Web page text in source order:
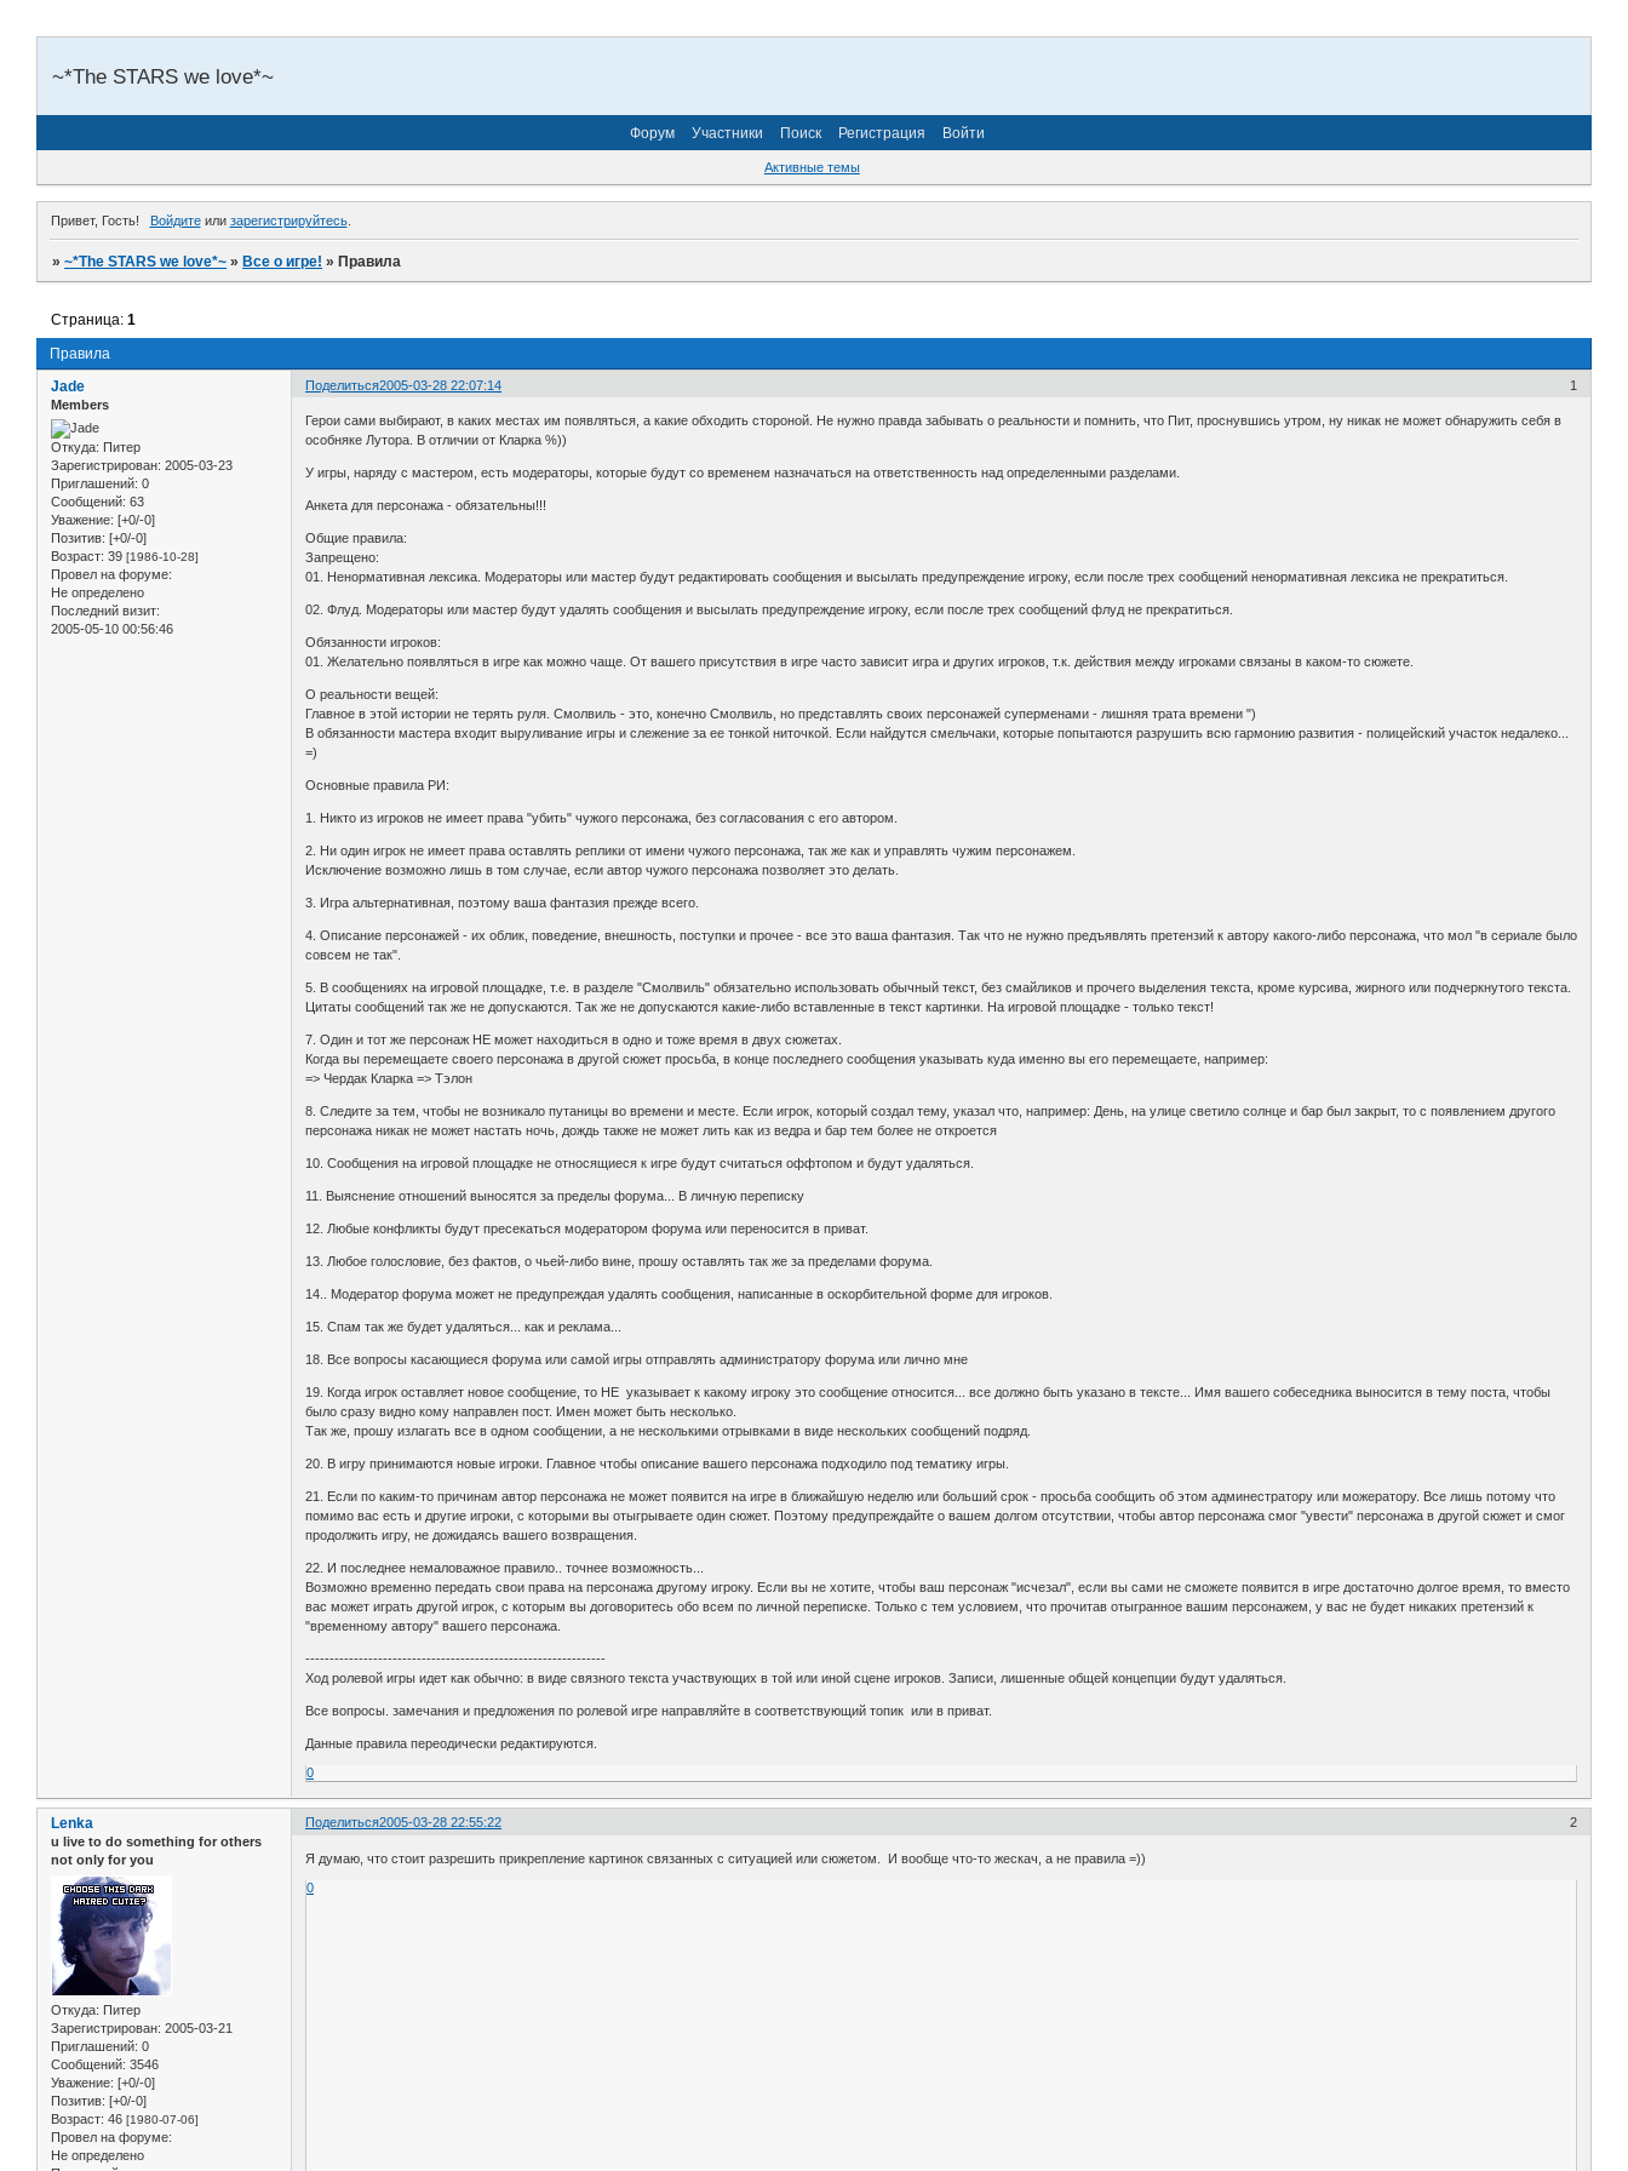
~*The STARS we love*~
Форум Участники Поиск Регистрация Войти
Активные темы
Привет, Гость! Войдитеили зарегистрируйтесь.
»~*The STARS we love*~ »Все о игре! »Правила
Правила
Страница:1
Поделиться 1
2005-03-28 22:07:14
Jade
Members
Откуда: Питер
Зарегистрирован: 2005-03-23
Приглашений: 0
Сообщений: 63
Уважение: [+0/-0]
Позитив: [+0/-0]
Возраст: 39 [1986-10-28]
Провел на форуме:
Не определено
Последний визит:
2005-05-10 00:56:46
Герои сами выбирают, в каких местах им появляться, а какие обходить стороной. Не нужно правда забывать о реальности и помнить, что Пит, проснувшись утром, ну никак не может обнаружить себя в
особняке Лутора. В отличии от Кларка %))
У игры, наряду с мастером, есть модераторы, которые будут со временем назначаться на ответственность над определенными разделами.
Анкета для персонажа - обязательны!!!
Общие правила:
Запрещено:
01. Ненормативная лексика. Модераторы или мастер будут редактировать сообщения и высылать предупреждение игроку, если после трех сообщений ненормативная лексика не прекратиться.
02. Флуд. Модераторы или мастер будут удалять сообщения и высылать предупреждение игроку, если после трех сообщений флуд не прекратиться.
Обязанности игроков:
01. Желательно появляться в игре как можно чаще. От вашего присутствия в игре часто зависит игра и других игроков, т.к. действия между игроками связаны в каком-то сюжете.
О реальности вещей:
Главное в этой истории не терять руля. Смолвиль - это, конечно Смолвиль, но представлять своих персонажей суперменами - лишняя трата времени ")
В обязанности мастера входит выруливание игры и слежение за ее тонкой ниточкой. Если найдутся смельчаки, которые попытаются разрушить всю гармонию развития - полицейский участок недалеко...
=)
Основные правила РИ:
1. Никто из игроков не имеет права "убить" чужого персонажа, без согласования с его автором.
2. Ни один игрок не имеет права оставлять реплики от имени чужого персонажа, так же как и управлять чужим персонажем.
Исключение возможно лишь в том случае, если автор чужого персонажа позволяет это делать.
3. Игра альтернативная, поэтому ваша фантазия прежде всего.
4. Описание персонажей - их облик, поведение, внешность, поступки и прочее - все это ваша фантазия. Так что не нужно предъявлять претензий к автору какого-либо персонажа, что мол "в сериале было
совсем не так".
5. В сообщениях на игровой площадке, т.е. в разделе "Смолвиль" обязательно использовать обычный текст, без смайликов и прочего выделения текста, кроме курсива, жирного или подчеркнутого текста.
Цитаты сообщений так же не допускаются. Так же не допускаются какие-либо вставленные в текст картинки. На игровой площадке - только текст!
7. Один и тот же персонаж НЕ может находиться в одно и тоже время в двух сюжетах.
Когда вы перемещаете своего персонажа в другой сюжет просьба, в конце последнего сообщения указывать куда именно вы его перемещаете, например:
=> Чердак Кларка => Тэлон
8. Следите за тем, чтобы не возникало путаницы во времени и месте. Если игрок, который создал тему, указал что, например: День, на улице светило солнце и бар был закрыт, то с появлением другого
персонажа никак не может настать ночь, дождь также не может лить как из ведра и бар тем более не откроется
10. Сообщения на игровой площадке не относящиеся к игре будут считаться оффтопом и будут удаляться.
11. Выяснение отношений выносятся за пределы форума... В личную переписку
12. Любые конфликты будут пресекаться модератором форума или переносится в приват.
13. Любое голословие, без фактов, о чьей-либо вине, прошу оставлять так же за пределами форума.
14.. Модератор форума может не предупреждая удалять сообщения, написанные в оскорбительной форме для игроков.
15. Спам так же будет удаляться... как и реклама...
18. Все вопросы касающиеся форума или самой игры отправлять администратору форума или лично мне
19. Когда игрок оставляет новое сообщение, то НЕ указывает к какому игроку это сообщение относится... все должно быть указано в тексте... Имя вашего собеседника выносится в тему поста, чтобы
было сразу видно кому направлен пост. Имен может быть несколько.
Так же, прошу излагать все в одном сообщении, а не несколькими отрывками в виде нескольких сообщений подряд.
20. В игру принимаются новые игроки. Главное чтобы описание вашего персонажа подходило под тематику игры.
21. Если по каким-то причинам автор персонажа не может появится на игре в ближайшую неделю или больший срок - просьба сообщить об этом админестратору или можератору. Все лишь потому что
помимо вас есть и другие игроки, с которыми вы отыгрываете один сюжет. Поэтому предупреждайте о вашем долгом отсутствии, чтобы автор персонажа смог "увести" персонажа в другой сюжет и смог
продолжить игру, не дожидаясь вашего возвращения.
22. И последнее немаловажное правило.. точнее возможность...
Возможно временно передать свои права на персонажа другому игроку. Если вы не хотите, чтобы ваш персонаж "исчезал", если вы сами не сможете появится в игре достаточно долгое время, то вместо
вас может играть другой игрок, с которым вы договоритесь обо всем по личной переписке. Только с тем условием, что прочитав отыгранное вашим персонажем, у вас не будет никаких претензий к
"временному автору" вашего персонажа.
--------------------------------------------------------------
Ход ролевой игры идет как обычно: в виде связного текста участвующих в той или иной сцене игроков. Записи, лишенные общей концепции будут удаляться.
Все вопросы. замечания и предложения по ролевой игре направляйте в соответствующий топик или в приват.
Данные правила переодически редактируются.
0
Поделиться 2
2005-03-28 22:55:22
Lenka
u live to do something for others
not only for you
Откуда: Питер
Зарегистрирован: 2005-03-21
Приглашений: 0
Сообщений: 3546
Уважение: [+0/-0]
Позитив: [+0/-0]
Возраст: 46 [1980-07-06]
Провел на форуме:
Не определено
Я думаю, что стоит разрешить прикрепление картинок связанных с ситуацией или сюжетом. И вообще что-то жескач, а не правила =))
0